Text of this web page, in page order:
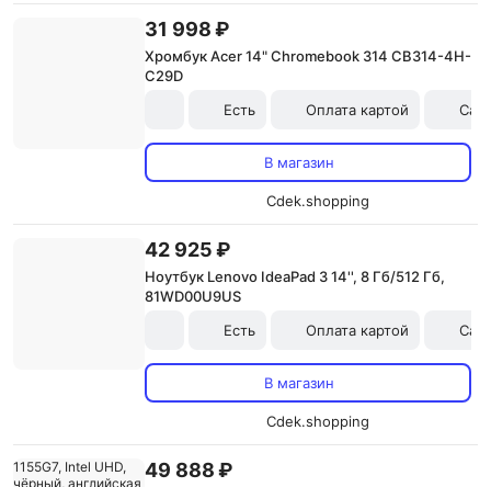
31 998 ₽
Хромбук Acer 14" Chromebook 314 CB314-4H-
C29D
Есть
Оплата картой
В магазин
Cdek.shopping
42 925 ₽
Ноутбук Lenovo IdeaPad 3 14'', 8 Гб/512 Гб,
81WD00U9US
Есть
Оплата картой
В магазин
Cdek.shopping
49 888 ₽